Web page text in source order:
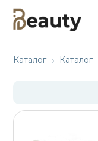
Каталог Каталог